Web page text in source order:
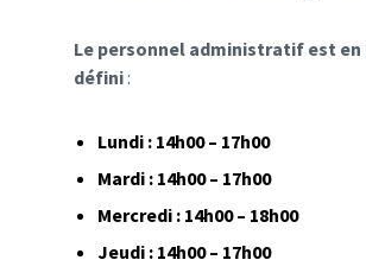
Le personnel administratif est
défini :
Lundi : 14h00 – 17h00
Mardi : 14h00 – 17h00
Mercredi : 14h00 – 18h00
Jeudi : 14h00 – 17h00